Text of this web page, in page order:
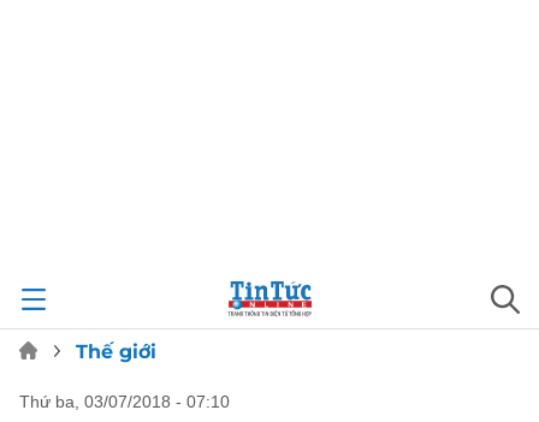
Thế giới
thứ ba, 03/07/2018 - 07:10